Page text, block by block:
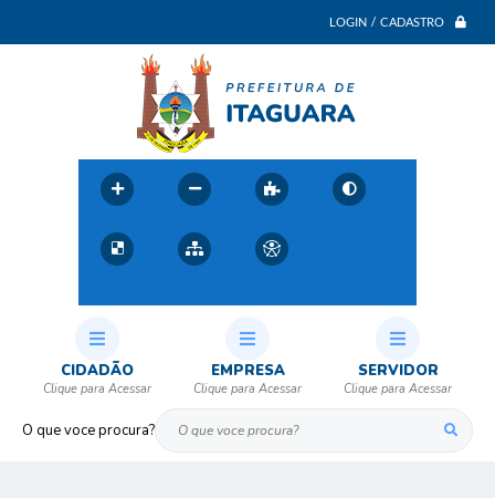
LOGIN / CADASTRO
O que voce procura?
CIDADÃO EMPRESA SERVIDOR